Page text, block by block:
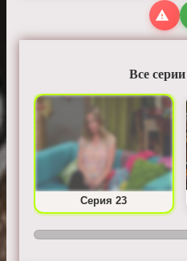
Все серии
Серия 23